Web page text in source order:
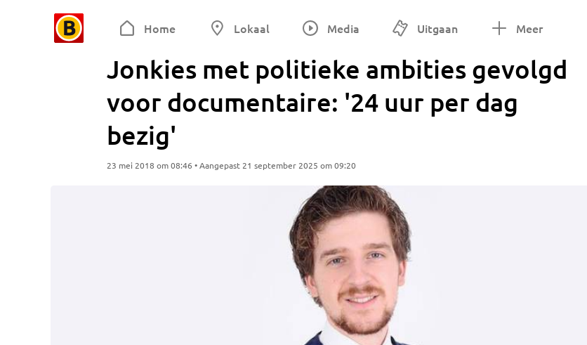
Home Lokaal Media Uitgaan Meer
Jonkies met politieke ambities gevolgd
voor documentaire: '24 uur per dag
bezig'
23 mei 2018 om 08:46 • Aangepast 21 september 2025 om 09:20